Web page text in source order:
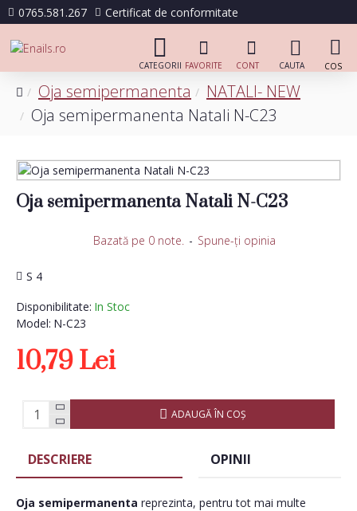
0765.581.267 Certificat de conformitate
Oja semipermanenta
NATALI- NEW
Oja semipermanenta Natali N-C23
Oja semipermanenta Natali N-C23
Disponibilitate: In Stoc
Model: N-C23
S 4
Bazată pe 0 note. - Spune-ţi opinia
10,79 Lei
ADAUGĂ ÎN COŞ
DESCRIERE OPINII
Oja semipermanenta reprezinta, pentru tot mai multe